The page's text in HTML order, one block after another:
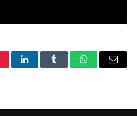
LinkedInTumblr WhatsAppEmail